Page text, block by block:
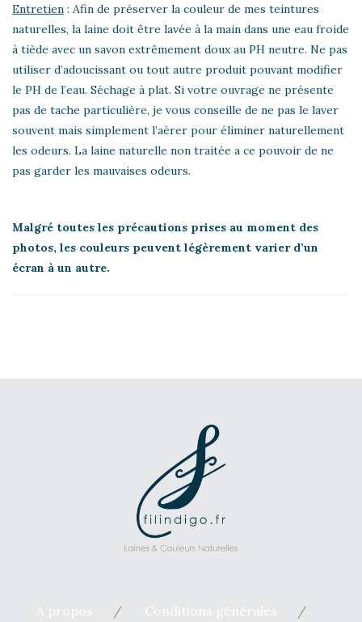
Entretien : Afin de préserver la couleur de mes teintures
naturelles, la laine doit être lavée à la main dans une eau froide
à tiède avec un savon extrêmement doux au PH neutre. Ne pas
utiliser d’adoucissant ou tout autre produit pouvant modifier
le PH de l’eau. Séchage à plat. Si votre ouvrage ne présente
pas de tache particulière, je vous conseille de ne pas le laver
souvent mais simplement l’aérer pour éliminer naturellement
les odeurs. La laine naturelle non traitée a ce pouvoir de ne
pas garder les mauvaises odeurs.
Malgré toutes les précautions prises au moment des
photos, les couleurs peuvent légèrement varier d’un
écran à un autre.
A propos Conditions générales